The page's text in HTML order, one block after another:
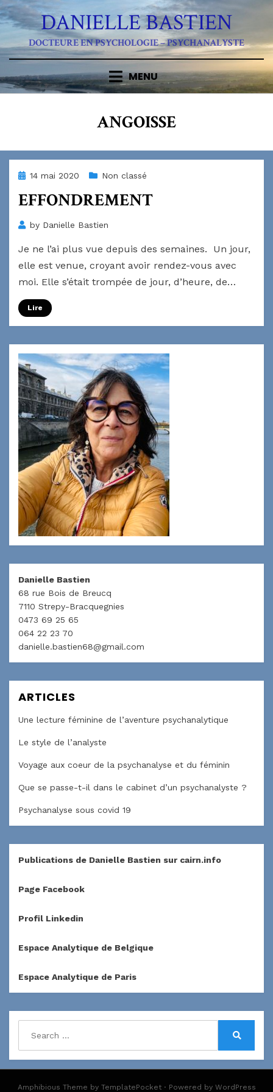
Skip
to
content
DANIELLE BASTIEN
DOCTEURE EN PSYCHOLOGIE – PSYCHANALYSTE
MENU
ÉTIQUETTE
:
ANGOISSE
Posted
14 mai 2020 Non classé
EFFONDREMENT
by Danielle Bastien
Je ne l’ai plus vue depuis des semaines. Un jour,
elle est venue, croyant avoir rendez-vous avec
moi. Elle s’était trompée de jour, d’heure, de…
Lire
Danielle Bastien
68 rue Bois de Breucq
7110 Strepy-Bracquegnies
0473 69 25 65
064 22 23 70
danielle.bastien68@gmail.com
ARTICLES
Une lecture féminine de l’aventure psychanalytique
Le style de l’analyste
Voyage aux coeur de la psychanalyse et du féminin
Que se passe-t-il dans le cabinet d’un psychanalyste ?
Psychanalyse sous covid 19
Publications de Danielle Bastien sur cairn.info
Page Facebook
Profil Linkedin
Espace Analytique de Belgique
Espace Analytique de Paris
for:
Amphibious Theme by TemplatePocket ⋅ Powered by WordPress